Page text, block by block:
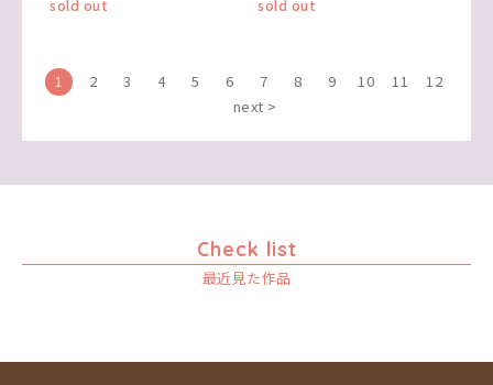
sold out sold out
1 2 3 4 5 6 7 8 9 10 11
12
next >
Check list
最近見た作品